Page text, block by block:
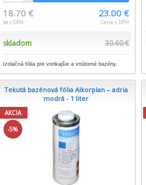
18.70 €
bez DPH
23.00 €
Cena s DPH
skladom 30.60 €
Izolačná fólia pre vonkajšie a vnútorné bazény.
Tekutá bazénová fólia Alkorplan – adria
modrá - 1 liter
AKCIA
-5%